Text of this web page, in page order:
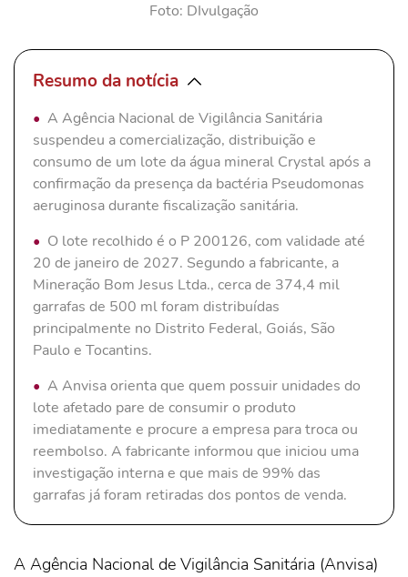
Foto: DIvulgação
Resumo da notícia
A Agência Nacional de Vigilância Sanitária
suspendeu a comercialização, distribuição e
consumo de um lote da água mineral Crystal após a
confirmação da presença da bactéria Pseudomonas
aeruginosa durante fiscalização sanitária.
O lote recolhido é o P 200126, com validade até
20 de janeiro de 2027. Segundo a fabricante, a
Mineração Bom Jesus Ltda., cerca de 374,4 mil
garrafas de 500 ml foram distribuídas
principalmente no Distrito Federal, Goiás, São
Paulo e Tocantins.
A Anvisa orienta que quem possuir unidades do
lote afetado pare de consumir o produto
imediatamente e procure a empresa para troca ou
reembolso. A fabricante informou que iniciou uma
investigação interna e que mais de 99% das
garrafas já foram retiradas dos pontos de venda.
A Agência Nacional de Vigilância Sanitária (Anvisa)